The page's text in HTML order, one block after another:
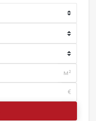
м²
€